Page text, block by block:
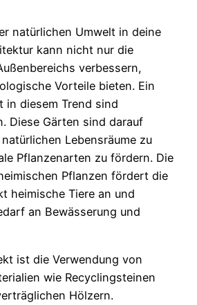
natürlichen Umwelt in deine
kann nicht nur die
verbessern,
Vorteile bieten. Ein
in diesem Trend sind
Diese Gärten sind darauf
Lebensräume zu
Pflanzenarten zu fördern. Die
Pflanzen fördert die
heimische Tiere an und
an Bewässerung und
ist die Verwendung von
wie Recyclingsteinen
Hölzern.